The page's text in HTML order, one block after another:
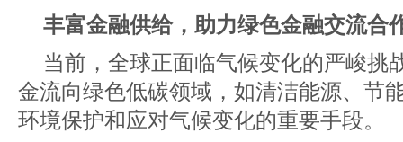
丰富金融供给，助力绿色金融交流合
当前，全球正面临气候变化的严峻挑
金流向绿色低碳领域，如清洁能源、节
环境保护和应对气候变化的重要手段。